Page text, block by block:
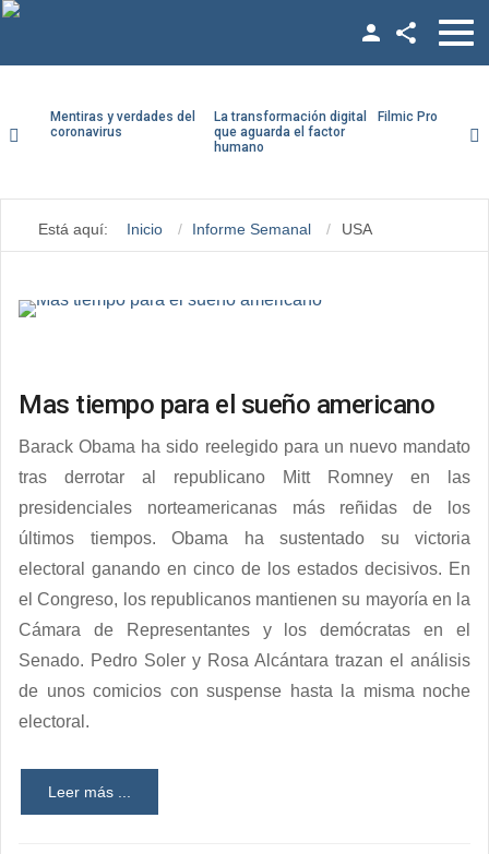
YouTube
LinkedIn
Mentiras y verdades del
coronavirus
La transformación digital
que aguarda el factor
humano
Filmic Pro paso a
Está aquí: Inicio Informe Semanal USA
Mas tiempo para el sueño americano
Barack Obama ha sido reelegido para un nuevo mandato
tras derrotar al republicano Mitt Romney en las
presidenciales norteamericanas más reñidas de los
últimos tiempos. Obama ha sustentado su victoria
electoral ganando en cinco de los estados decisivos. En
el Congreso, los republicanos mantienen su mayoría en la
Cámara de Representantes y los demócratas en el
Senado. Pedro Soler y Rosa Alcántara trazan el análisis
de unos comicios con suspense hasta la misma noche
electoral.
Leer más ...
Contraseña
¿Recordar usuario?